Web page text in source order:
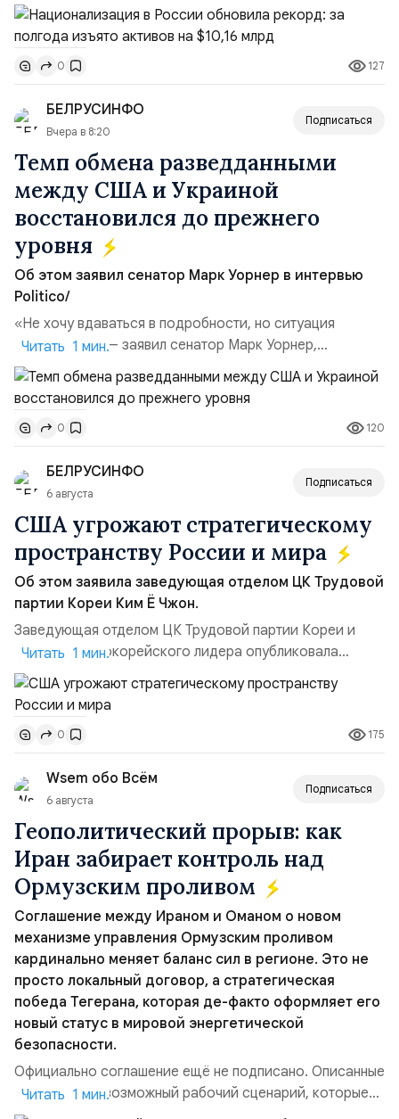
подсчитали аналитики AK&M. Это в 2,5 раза больше,
чем за аналогичный период 2025 года ($3,95 млрд).
Всего зафиксировано 15 национализационных
транзакций, которые обеспечили 42,2% денежного
объёма всего российского рынка слияний и
поглощений. Крупнейшей ...
0 127
БЕЛРУСИНФО
Вчера в 8:20
Подписаться
Темп обмена разведданными
между США и Украиной
восстановился до прежнего
уровня
Об этом заявил сенатор Марк Уорнер в интервью
Politico/
«Не хочу вдаваться в подробности, но ситуация
улучшилась», — заявил сенатор Марк Уорнер,
высокопоставленный член комитета по разведке,
добавив, что использование Украиной беспилотников и
ракет большой дальности позволило ей наносить
удары вглубь российской территории и укрепило её
позиции.Сотрудничество со стороны США стало
ключом к позитивному пов...
Читать 1 мин.
0 120
БЕЛРУСИНФО
6 августа
Подписаться
США угрожают стратегическому
пространству России и мира
Об этом заявила заведующая отделом ЦК Трудовой
партии Кореи Ким Ё Чжон.
Заведующая отделом ЦК Трудовой партии Кореи и
сестра северокорейского лидера опубликовала
заявление для прессы в ответ на проведение Токио
совместных с флотом США запусков крылатых ракет
Томагавк.«Япония отбросила обманчивую видимость
„исключительно оборонительной страны“ и выносит
вопрос о собственном ядерном вооружении на
всеобщее обозрение, одновреме...
Читать 1 мин.
0 175
Wsem обо Всём
6 августа
Подписаться
Геополитический прорыв: как
Иран забирает контроль над
Ормузским проливом
Соглашение между Ираном и Оманом о новом
механизме управления Ормузским проливом
кардинально меняет баланс сил в регионе. Это не
просто локальный договор, а стратегическая
победа Тегерана, которая де-факто оформляет его
новый статус в мировой энергетической
безопасности.
Официально соглашение ещё не подписано. Описанные
пункты — это возможный рабочий сценарий, которые
скорее всего будут реализованы.Разбираем ключевые
Читать 1 мин.